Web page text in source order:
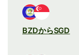
BZDからSGD